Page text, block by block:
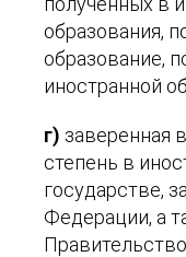
образования,
образование,
иностранной
г) заверенная
степень в
государстве,
Федерации, а